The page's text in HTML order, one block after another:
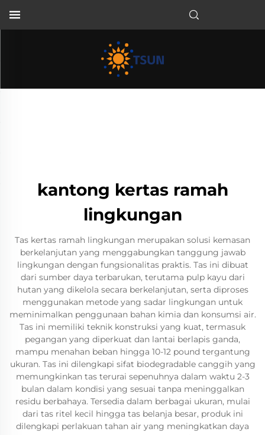
kantong kertas ramah
lingkungan
Tas kertas ramah lingkungan merupakan solusi kemasan
berkelanjutan yang menggabungkan tanggung jawab
lingkungan dengan fungsionalitas praktis. Tas ini dibuat
dari sumber daya terbarukan, terutama pulp kayu dari
hutan yang dikelola secara berkelanjutan, serta diproses
menggunakan metode yang sadar lingkungan untuk
meminimalkan penggunaan bahan kimia dan konsumsi air.
Tas ini memiliki teknik konstruksi yang kuat, termasuk
pegangan yang diperkuat dan lantai berlapis ganda,
mampu menahan beban hingga 10-12 pound tergantung
ukuran. Tas ini dilengkapi sifat biodegradable canggih yang
memungkinkan tas terurai sepenuhnya dalam waktu 2-3
bulan dalam kondisi yang sesuai tanpa meninggalkan
residu berbahaya. Tersedia dalam berbagai ukuran, mulai
dari tas ritel kecil hingga tas belanja besar, produk ini
dilengkapi perlakuan tahan air yang meningkatkan daya